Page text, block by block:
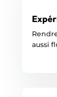
aussi